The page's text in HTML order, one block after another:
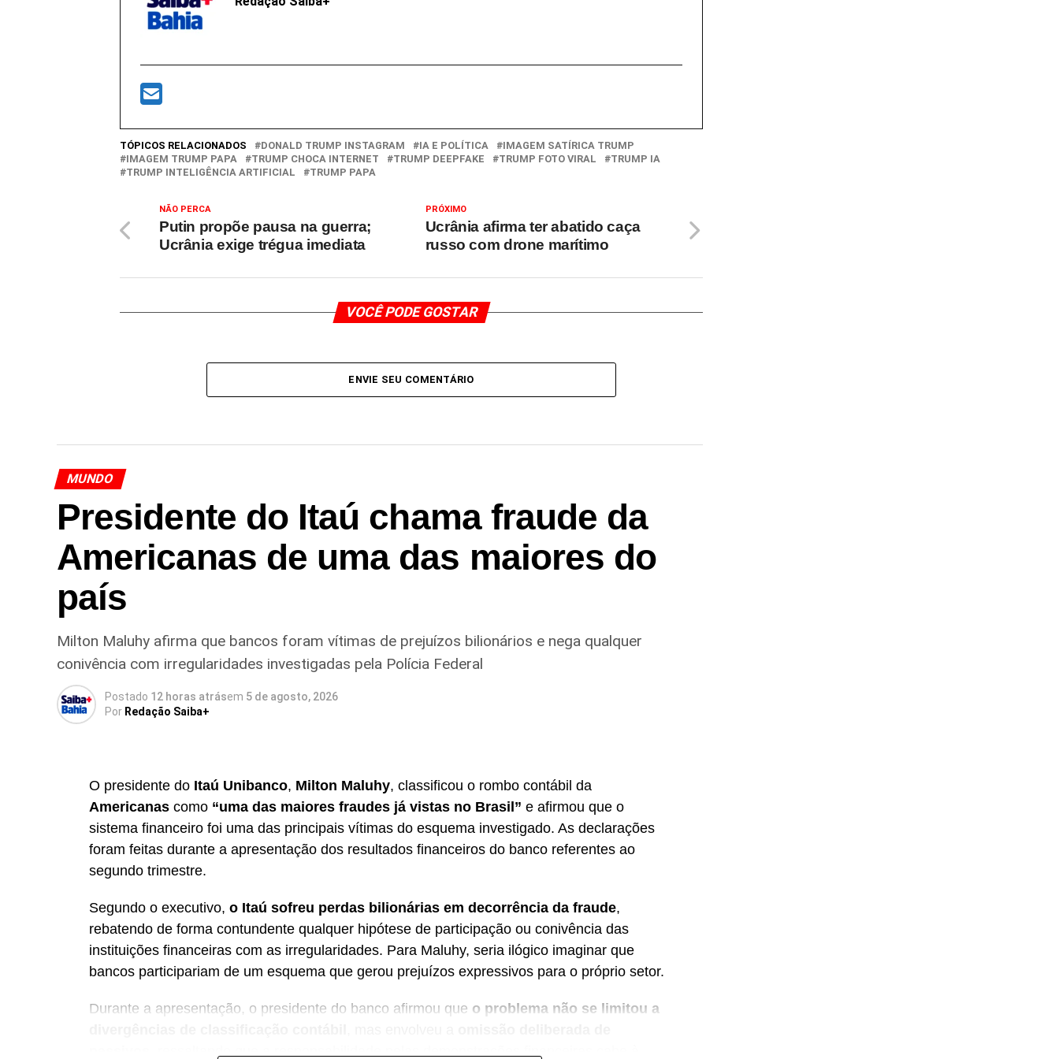
TÓPICOS RELACIONADOS DONALD TRUMP INSTAGRAM IA E POLÍTICA
IMAGEM SATÍRICA TRUMP
IMAGEM TRUMP PAPA
TRUMP CHOCA INTERNET TRUMP DEEPFAKE TRUMP FOTO VIRAL
TRUMP IA
TRUMP INTELIGÊNCIA ARTIFICIAL
TRUMP PAPA
PRÓXIMO
Ucrânia afirma ter abatido caça
russo com drone marítimo
NÃO PERCA
Putin propõe pausa na guerra;
Ucrânia exige trégua imediata
VOCÊ PODE GOSTAR
ENVIE SEU COMENTÁRIO
MUNDO
Presidente do Itaú chama fraude da
Americanas de uma das maiores do
país
Milton Maluhy afirma que bancos foram vítimas de prejuízos bilionários e nega qualquer
conivência com irregularidades investigadas pela Polícia Federal
Postado 12 horas atrásem 5 de agosto, 2026
Por Redação Saiba+
O presidente do Itaú Unibanco, Milton Maluhy, classificou o rombo contábil da
Americanas como “uma das maiores fraudes já vistas no Brasil” e afirmou que o
sistema financeiro foi uma das principais vítimas do esquema investigado. As declarações
foram feitas durante a apresentação dos resultados financeiros do banco referentes ao
segundo trimestre.
Segundo o executivo, o Itaú sofreu perdas bilionárias em decorrência da fraude,
rebatendo de forma contundente qualquer hipótese de participação ou conivência das
instituições financeiras com as irregularidades. Para Maluhy, seria ilógico imaginar que
bancos participariam de um esquema que gerou prejuízos expressivos para o próprio setor.
Durante a apresentação, o presidente do banco afirmou que o problema não se limitou a